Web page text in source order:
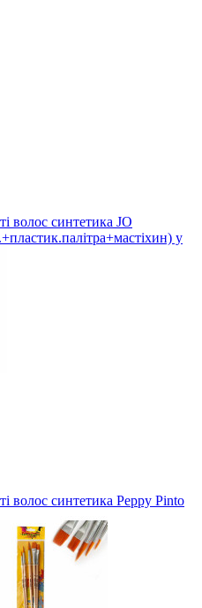
волос синтетика JO
у
волос синтетика Peppy Pinto